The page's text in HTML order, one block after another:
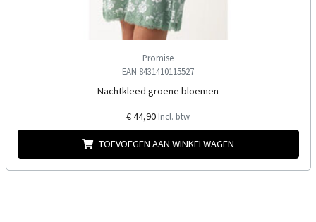
Promise
EAN 8431410115527
Nachtkleed groene bloemen
€ 44,90 Incl. btw
TOEVOEGEN AAN WINKELWAGEN